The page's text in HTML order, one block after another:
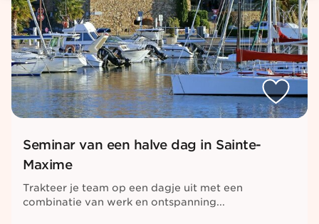
Seminar van een halve dag in Sainte-
Maxime
Trakteer je team op een dagje uit met een
combinatie van werk en ontspanning...